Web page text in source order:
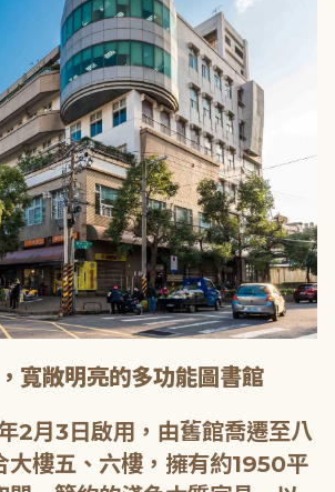
寬敞明亮的多功能圖書館
2月3日啟用，由舊館喬遷至八
大樓五、六樓，擁有約1950平